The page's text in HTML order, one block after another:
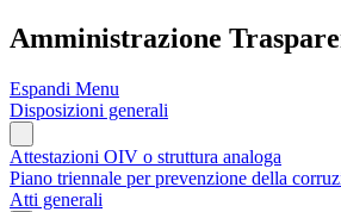
Amministrazione
Espandi Menu
Disposizioni generali
Attestazioni OIV o struttura analoga
Piano triennale per prevenzione della
Atti generali